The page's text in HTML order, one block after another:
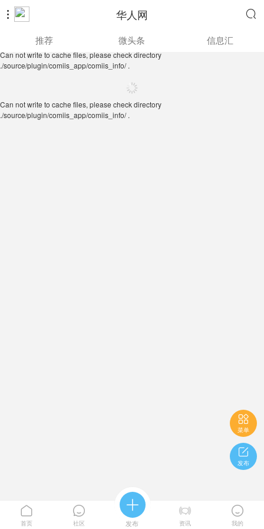
 华人网 
./source/plugin/comiis_app/comiis_info/ .
推荐 微头条 信息汇
Can not write to cache files, please check directory
./source/plugin/comiis_app/comiis_info/ .

菜单

发布

首页

社区

发布

资讯

我的
Can not write to cache files, please check directory
./source/plugin/comiis_app/comiis_info/ .